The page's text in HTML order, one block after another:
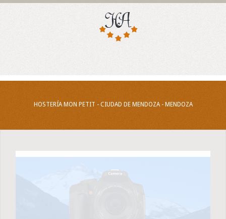
HOSTERÍA MON PETIT - CIUDAD DE MENDOZA - MENDOZA